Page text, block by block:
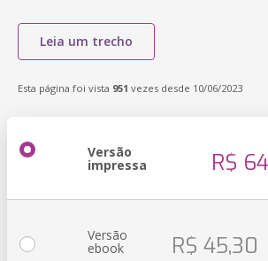
Leia um trecho
Esta página foi vista 951 vezes desde 10/06/2023
Versão
impressa R$
Versão
ebook R$ 45,30